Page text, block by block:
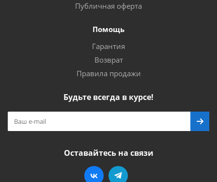
Публичная оферта
Помощь
Гарантия
Возврат
Правила продажи
Будьте всегда в курсе!
Оставайтесь на связи